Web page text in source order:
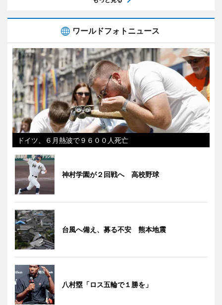
ワールドフォトニュース
ドイツ、６月熱波で９６００人死亡
神村学園が２回戦へ 高校野球
台風へ備え、募る不安 熊本地震
八村塁「ロス五輪で１勝を」